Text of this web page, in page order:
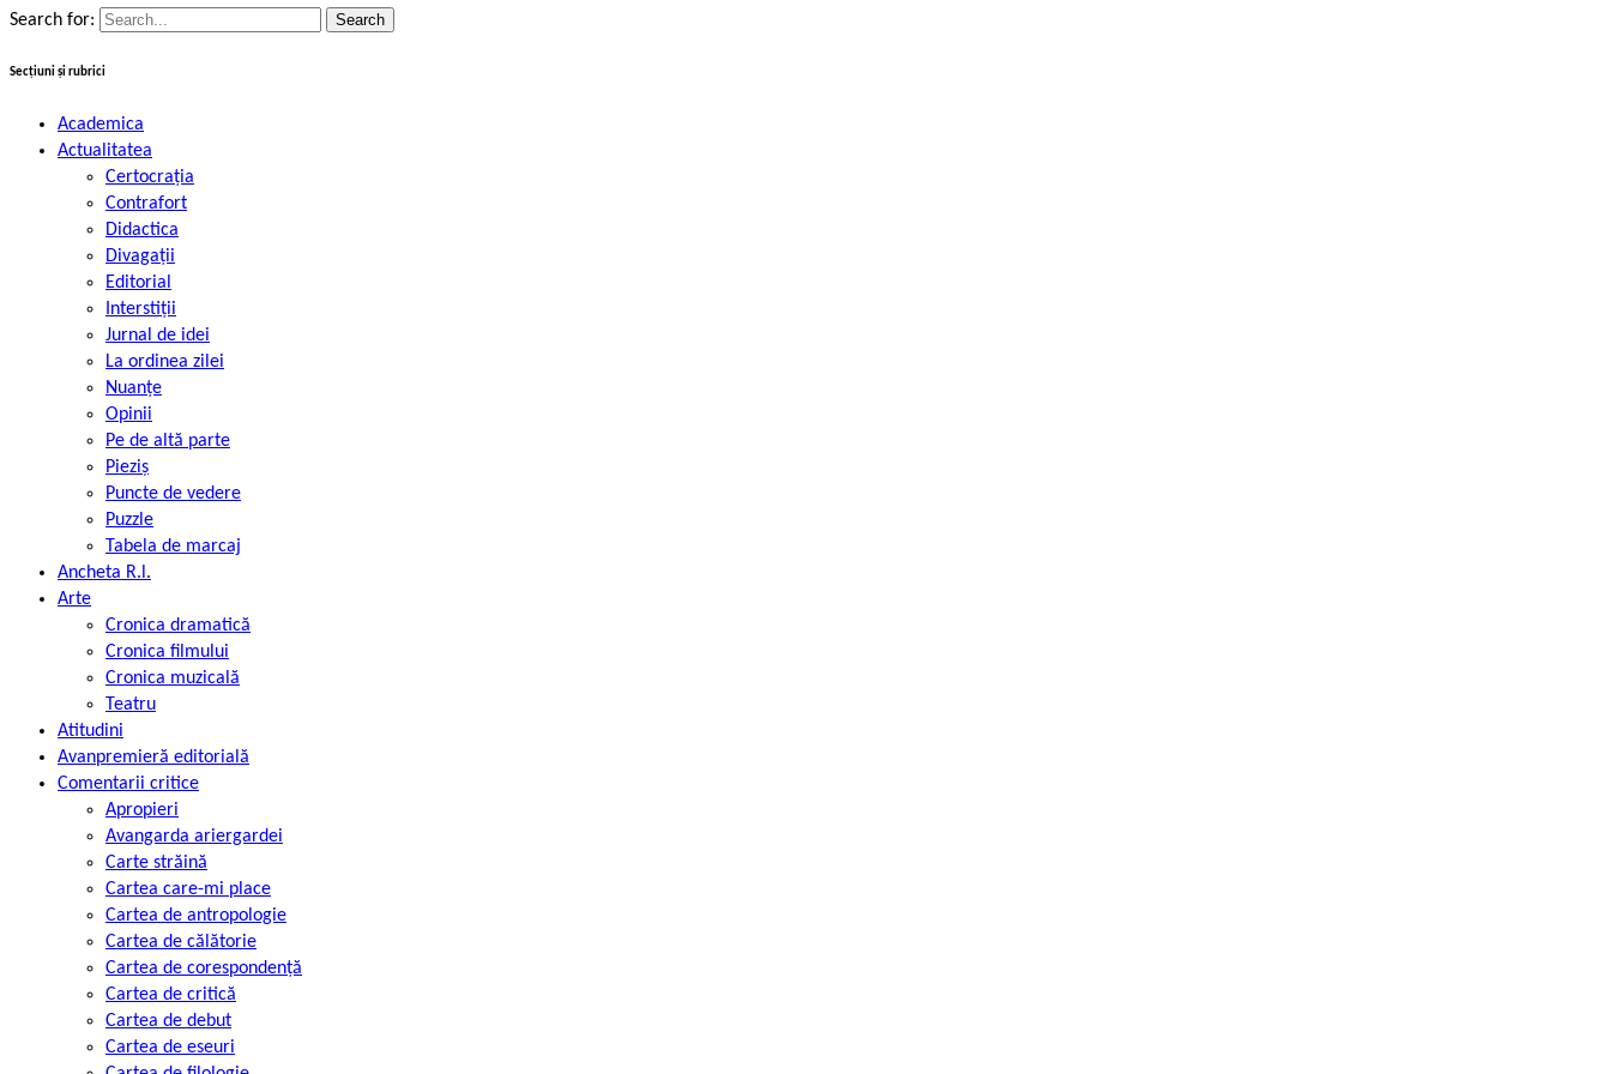
Search for:
Secțiuni și rubrici
Academica
Actualitatea
Certocrația
Contrafort
Didactica
Divagații
Editorial
Interstiții
Jurnal de idei
La ordinea zilei
Nuanțe
Opinii
Pe de altă parte
Pieziș
Puncte de vedere
Puzzle
Tabela de marcaj
Ancheta R.l.
Arte
Cronica dramatică
Cronica filmului
Cronica muzicală
Teatru
Atitudini
Avanpremieră editorială
Comentarii critice
Apropieri
Avangarda ariergardei
Carte străină
Cartea care-mi place
Cartea de antropologie
Cartea de călătorie
Cartea de corespondență
Cartea de critică
Cartea de debut
Cartea de eseuri